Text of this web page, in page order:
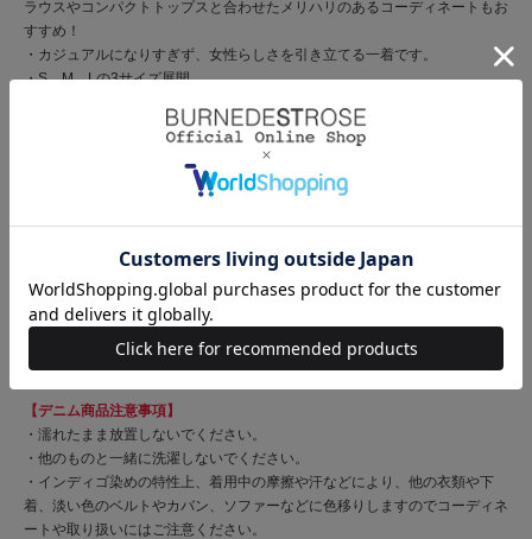
ラウスやコンパクトトップスと合わせたメリハリのあるコーディネートもお
すすめ！
・カジュアルになりすぎず、女性らしさを引き立てる一着です。
・S、M、Lの3サイズ展開。
・ナチュラルな風合いと程よいハリ感が魅力のデニム生地を使用していま
・穿くほどに馴染む着心地で、シーズンレスに活躍します。
・ご自宅でお手入れが出来るのも嬉しいポイント♪
・ブルー、ブラックの2色展開となります。
手洗い可能
【デニム商品注意事項】
・濡れたまま放置しないでください。
・他のものと一緒に洗濯しないでください。
・インディゴ染めの特性上、着用中の摩擦や汗などにより、他の衣類や下
着、淡い色のベルトやカバン、ソファーなどに色移りしますのでコーディネ
ートや取り扱いにはご注意ください。